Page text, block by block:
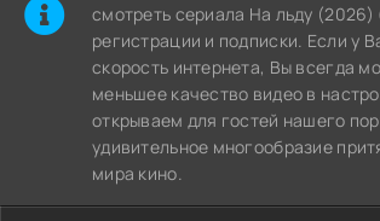
cмотреть сериала На льду (2026)
регистрации и подписки. Если у
скорость интернета, Вы всегда
меньшее качество видео в
открываем для гостей нашего
удивительное многообразие
мира кино.